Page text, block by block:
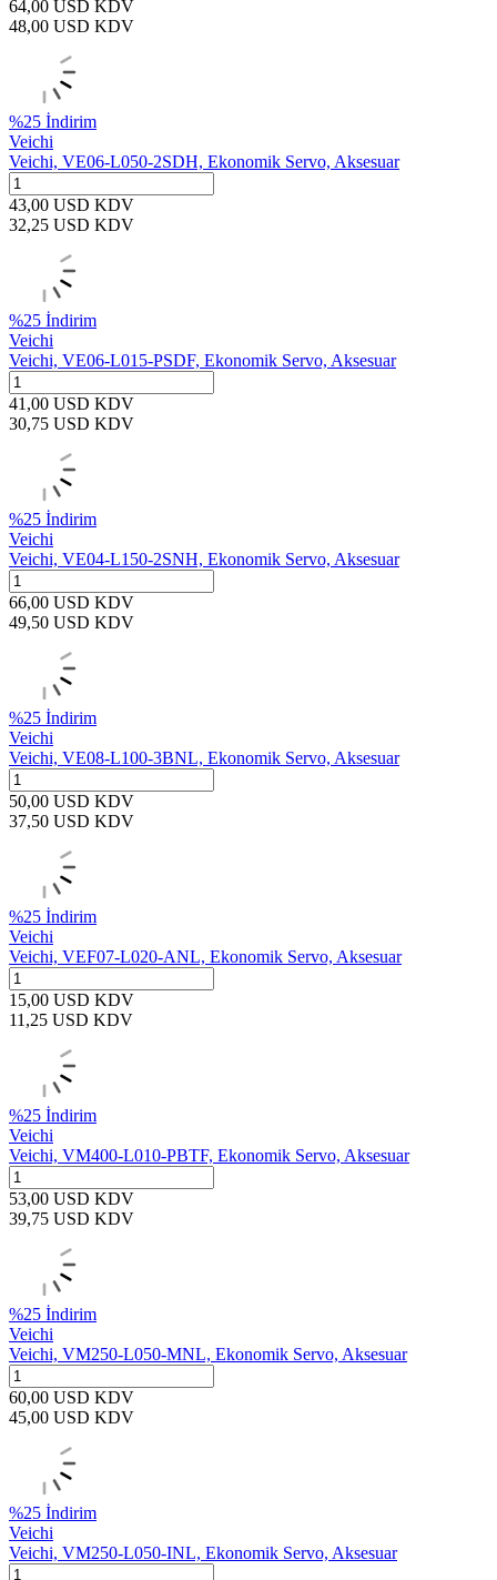
64,00 USD KDV
48,00 USD KDV
%25 İndirim
Veichi
Veichi, VE06-L050-2SDH, Ekonomik Servo, Aksesuar
43,00 USD KDV
32,25 USD KDV
%25 İndirim
Veichi
Veichi, VE06-L015-PSDF, Ekonomik Servo, Aksesuar
41,00 USD KDV
30,75 USD KDV
%25 İndirim
Veichi
Veichi, VE04-L150-2SNH, Ekonomik Servo, Aksesuar
66,00 USD KDV
49,50 USD KDV
%25 İndirim
Veichi
Veichi, VE08-L100-3BNL, Ekonomik Servo, Aksesuar
50,00 USD KDV
37,50 USD KDV
%25 İndirim
Veichi
Veichi, VEF07-L020-ANL, Ekonomik Servo, Aksesuar
15,00 USD KDV
11,25 USD KDV
%25 İndirim
Veichi
Veichi, VM400-L010-PBTF, Ekonomik Servo, Aksesuar
53,00 USD KDV
39,75 USD KDV
%25 İndirim
Veichi
Veichi, VM250-L050-MNL, Ekonomik Servo, Aksesuar
60,00 USD KDV
45,00 USD KDV
%25 İndirim
Veichi
Veichi, VM250-L050-INL, Ekonomik Servo, Aksesuar